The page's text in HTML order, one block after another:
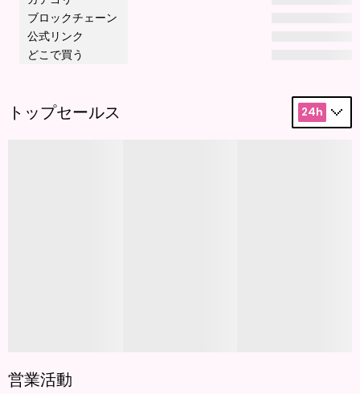
ブロックチェーン
公式リンク
どこで買う
トップセールス 24h
営業活動